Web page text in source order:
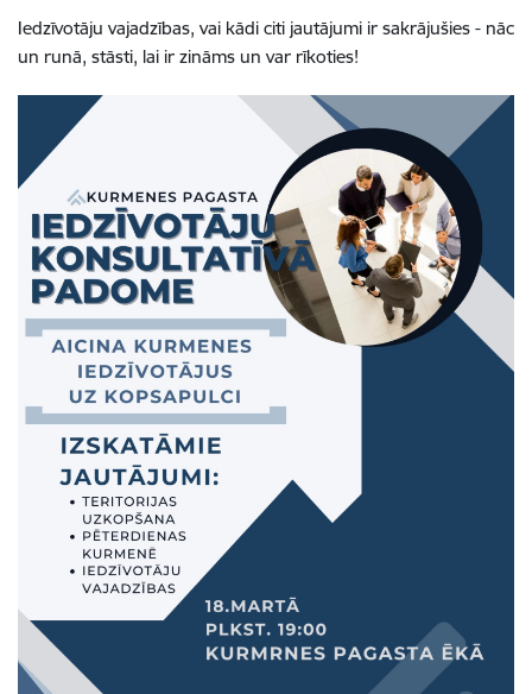
Iedzīvotāju vajadzības, vai kādi citi jautājumi ir sakrājušies - nāc
un runā, stāsti, lai ir zināms un var rīkoties!